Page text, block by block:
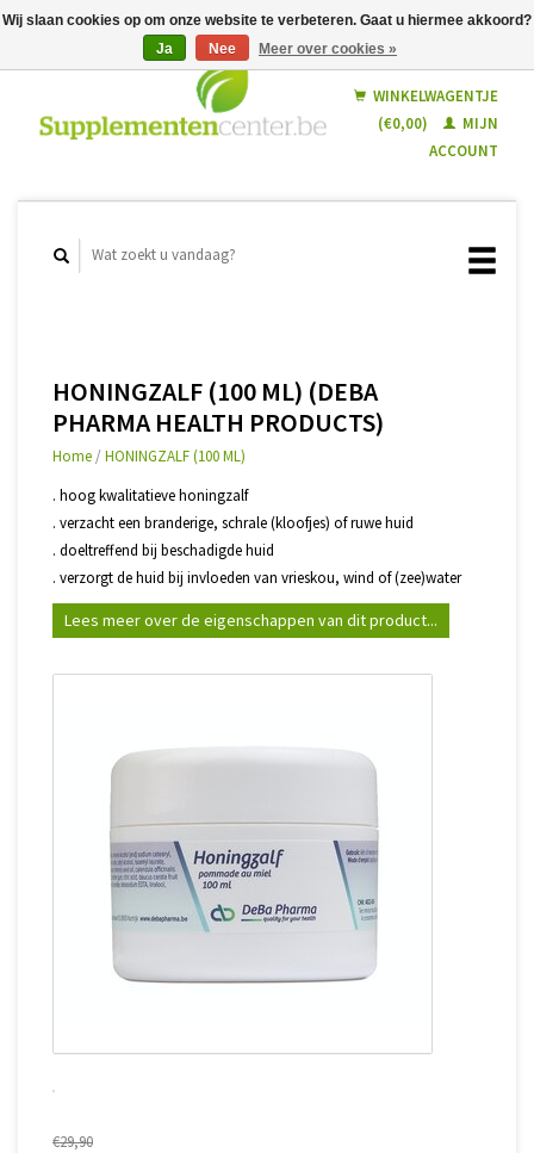
Nederlands
WINKELWAGENTJE
(€0,00)
MIJN
ACCOUNT
HONINGZALF (100 ML) (DEBA
PHARMA HEALTH PRODUCTS)
Home /HONINGZALF (100 ML)
. hoog kwalitatieve honingzalf
. verzacht een branderige, schrale (kloofjes) of ruwe huid
. doeltreffend bij beschadigde huid
. verzorgt de huid bij invloeden van vrieskou, wind of (zee)water
Lees meer over de eigenschappen van dit product...
€29,90
Wij slaan cookies op om onze website te verbeteren. Gaat u hiermee akkoord?
Ja
Nee Meer over cookies »